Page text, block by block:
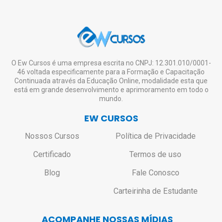
O Ew Cursos é uma empresa escrita no CNPJ: 12.301.010/0001-
46 voltada especificamente para a Formação e Capacitação
Continuada através da Educação Online, modalidade esta que
está em grande desenvolvimento e aprimoramento em todo o
mundo.
EW CURSOS
Nossos Cursos
Certificado
Blog
Política de Privacidade
Termos de uso
Fale Conosco
Carteirinha de Estudante
ACOMPANHE NOSSAS MÍDIAS